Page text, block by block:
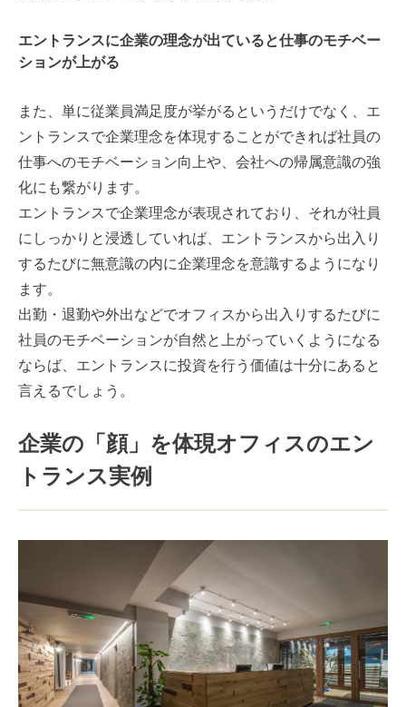
エントランスに企業の理念が出ていると仕事のモチベー
ションが上がる
また、単に従業員満足度が挙がるというだけでなく、エ
ントランスで企業理念を体現することができれば社員の
仕事へのモチベーション向上や、会社への帰属意識の強
化にも繋がります。
エントランスで企業理念が表現されており、それが社員
にしっかりと浸透していれば、エントランスから出入り
するたびに無意識の内に企業理念を意識するようになり
ます。
出勤・退勤や外出などでオフィスから出入りするたびに
社員のモチベーションが自然と上がっていくようになる
ならば、エントランスに投資を行う価値は十分にあると
言えるでしょう。
企業の「顔」を体現オフィスのエン
トランス実例